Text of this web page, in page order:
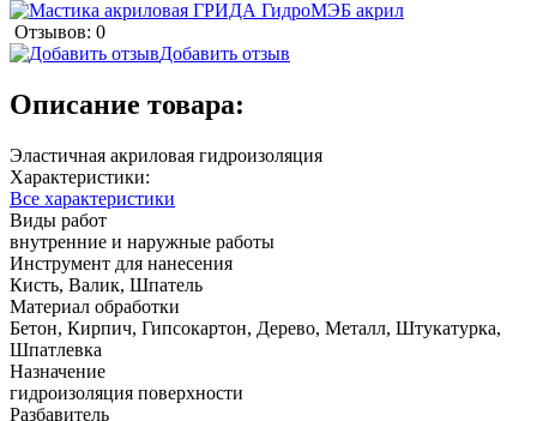
Отзывов: 0
Добавить отзыв
Описание товара:
Эластичная акриловая гидроизоляция
Характеристики:
Все характеристики
Виды работ
внутренние и наружные работы
Инструмент для нанесения
Кисть, Валик, Шпатель
Материал обработки
Бетон, Кирпич, Гипсокартон, Дерево, Металл, Штукатурка,
Шпатлевка
Назначение
гидроизоляция поверхности
Разбавитель